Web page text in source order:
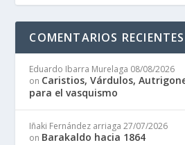
COMENTARIOS RECIENTES
Eduardo Ibarra Murelaga 08/08/2026
on Caristios, Várdulos,
para el vasquismo
Iñaki Fernández arriaga 27/07/2026
on Barakaldo hacia 1864